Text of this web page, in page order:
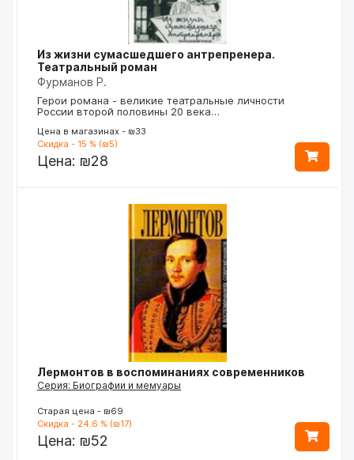
Из жизни сумасшедшего антрепренера.
Театральный роман
Фурманов Р.
Герои романа - великие театральные личности
России второй половины 20 века…
Цена в магазинах - ₪33
Скидка - 15 % (₪5)
Цена: ₪28
Лермонтов в воспоминаниях современников
Серия: Биографии и мемуары
Старая цена - ₪69
Скидка - 24.6 % (₪17)
Цена: ₪52